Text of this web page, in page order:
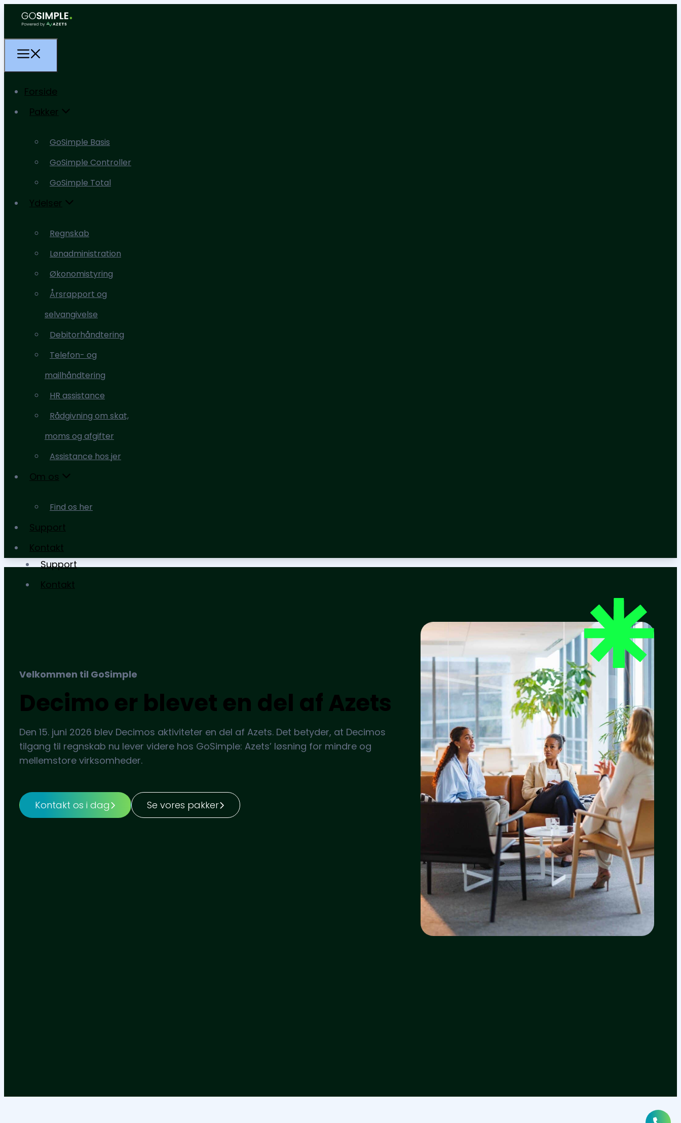
Pakker
GoSimple Basis
Ydelser
Regnskab
Økonomistyring
Årsrapport og
selvangivelse
Debitorhåndtering
Telefon- og
mailhåndtering
HR assistance
Rådgivning om skat,
Om os
Support
Kontakt
Forside
Pakker
GoSimple Basis
GoSimple Controller
GoSimple Total
Ydelser
Regnskab
Lønadministration
Økonomistyring
Årsrapport og
selvangivelse
Debitorhåndtering
Telefon- og
mailhåndtering
HR assistance
Rådgivning om skat,
moms og afgifter
Assistance hos jer
Om os
Find os her
Support
Kontakt
Velkommen til GoSimple
Decimo er blevet en del af Azets
Den 15. juni 2026 blev Decimos aktiviteter en del af Azets. Det betyder, at Decimos
tilgang til regnskab nu lever videre hos GoSimple: Azets’ løsning for mindre og
mellemstore virksomheder.
Kontakt os i dag Se vores pakker